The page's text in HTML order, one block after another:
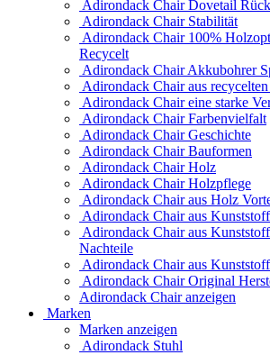
Adirondack Chair Dovetail
Adirondack Chair Stabilität
Adirondack Chair 100%
Recycelt
Adirondack Chair Akkubohrer
Adirondack Chair aus
Adirondack Chair eine starke
Adirondack Chair Farbenvielfalt
Adirondack Chair Geschichte
Adirondack Chair Bauformen
Adirondack Chair Holz
Adirondack Chair Holzpflege
Adirondack Chair aus Holz
Adirondack Chair aus Kunststoff
Adirondack Chair aus
Nachteile
Adirondack Chair aus
Adirondack Chair Original
Adirondack Chair anzeigen
Marken
Marken anzeigen
Adirondack Stuhl